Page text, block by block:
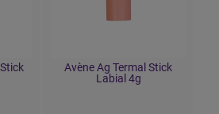
Avène Ag Termal Stick
Labial 4g